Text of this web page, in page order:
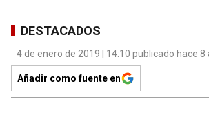
DESTACADOS
4 de enero de 2019 | 14:10 publicado hace 8
Añadir como fuente en